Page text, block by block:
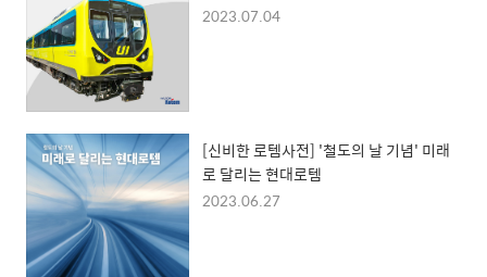
전
2023.07.04
[신비한 로템사전] '철도의 날 기념' 미래
로 달리는 현대로템
2023.06.27